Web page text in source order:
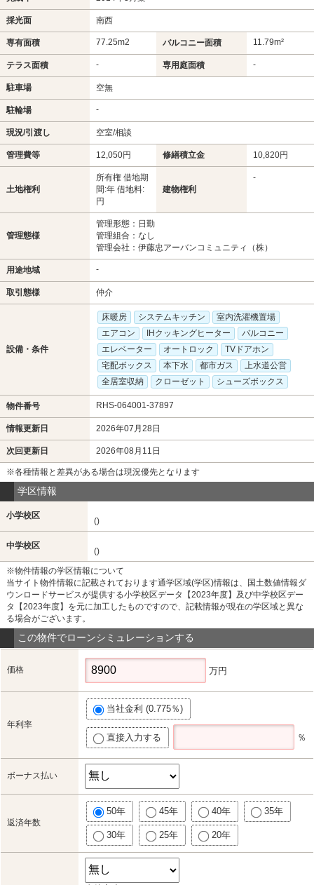
採光面 南西
専有面積 77.25m2 バルコニー面積 11.79m²
テラス面積 - 専用庭面積 -
駐車場 空無
駐輪場 -
現況/引渡し 空室/相談
管理費等 12,050円 修繕積立金 10,820円
土地権利
所有権 借地期
間:年 借地料:
円
建物権利
-
管理態様
管理形態：日勤
管理組合：なし
管理会社：伊藤忠アーバンコミュニティ（株）
用途地域 -
取引態様 仲介
設備・条件
床暖房 システムキッチン
室内洗濯機置場
エアコン
IHクッキングヒーター
バルコニー
エレベーター
オートロック
TVドアホン
宅配ボックス
本下水 都市ガス
上水道公営
全居室収納
クローゼット シューズボックス
物件番号 RHS-064001-37897
情報更新日 2026年07月28日
次回更新日 2026年08月11日
※各種情報と差異がある場合は現況優先となります
学区情報
小学校区
()
中学校区
()
※物件情報の学区情報について
当サイト物件情報に記載されております通学区域(学区)情報は、国土数値情報ダ
ウンロードサービスが提供する小学校区データ【2023年度】及び中学校区デー
タ【2023年度】を元に加工したものですので、記載情報が現在の学区域と異な
る場合がございます。
この物件でローンシミュレーションする
価格 万円
年利率
当社金利 (0.775％)
直接入力する ％
ボーナス払い
返済年数
50年 45年 40年 35年
30年 25年 20年